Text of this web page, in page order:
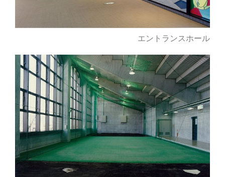
エントランスホール